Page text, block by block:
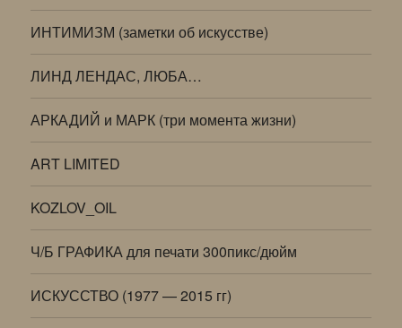
ИНТИМИЗМ (заметки об искусстве)
ЛИНД ЛЕНДАС, ЛЮБА…
АРКАДИЙ и МАРК (три момента жизни)
ART LIMITED
KOZLOV_OIL
Ч/Б ГРАФИКА для печати 300пикс/дюйм
ИСКУССТВО (1977 — 2015 гг)